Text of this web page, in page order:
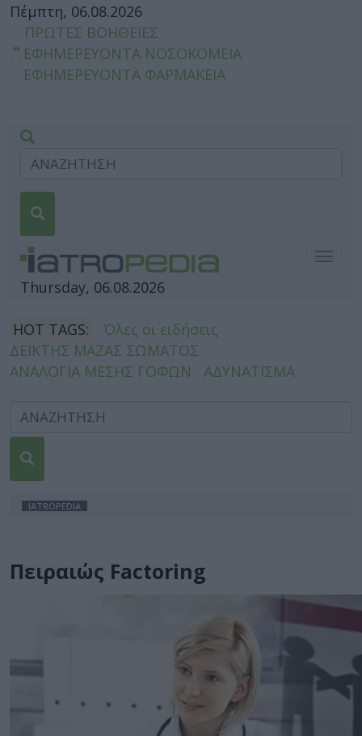
Πέμπτη, 06.08.2026
ΠΡΩΤΕΣ ΒΟΗΘΕΙΕΣ
ΕΦΗΜΕΡΕΥΟΝΤΑ ΝΟΣΟΚΟΜΕΙΑ
ΕΦΗΜΕΡΕΥΟΝΤΑ ΦΑΡΜΑΚΕΙΑ
Thursday, 06.08.2026
HOT TAGS:
Όλες οι ειδήσεις
ΔΕΙΚΤΗΣ ΜΑΖΑΣ ΣΩΜΑΤΟΣ
ΑΝΑΛΟΓΙΑ ΜΕΣΗΣ ΓΟΦΩΝ
ΑΔΥΝΑΤΙΣΜΑ
IATROPEDIA
Πειραιώς Factoring